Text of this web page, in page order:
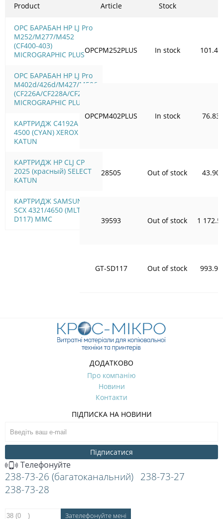
Product
OPC БАРАБАН HP LJ Pro
M252/M277/M452
(CF400-403)
MICROGRAPHIC PLUS
OPC БАРАБАН HP LJ Pro
M402d/426d/M427/M506
(CF226A/CF228A/CF287A)
MICROGRAPHIC PLUS
КАРТРИДЖ C4192A HP LJ
4500 (CYAN) XEROX
KATUN
КАРТРИДЖ HP CLJ CP
2025 (красный) SELECT
KATUN
КАРТРИДЖ SAMSUNG
SCX 4321/4650 (MLT-
D117) MMC
Article Stock
OPCPM252PLUS In stock 101.41
OPCPM402PLUS In stock 76.83
28505 Out of stock 43.90
39593 Out of stock 1
GT-SD117 Out of stock 993.90
ДОДАТКОВО
Про компанію
Новини
Контакти
ПІДПИСКА НА НОВИНИ
Підписатися
Телефонуйте
238-73-26 (багатоканальний) 238-73-27
238-73-28